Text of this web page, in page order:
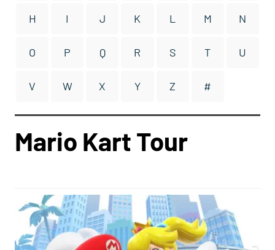
H I J K L M N
O P Q R S T U
V W X Y Z #
Mario Kart Tour